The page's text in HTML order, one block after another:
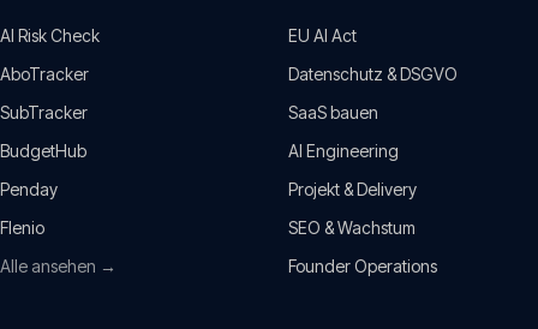
AI Risk Check
AboTracker
SubTracker
BudgetHub
Penday
Flenio
Alle ansehen →
EU AI Act
Datenschutz & DSGVO
SaaS bauen
AI Engineering
Projekt & Delivery
SEO & Wachstum
Founder Operations